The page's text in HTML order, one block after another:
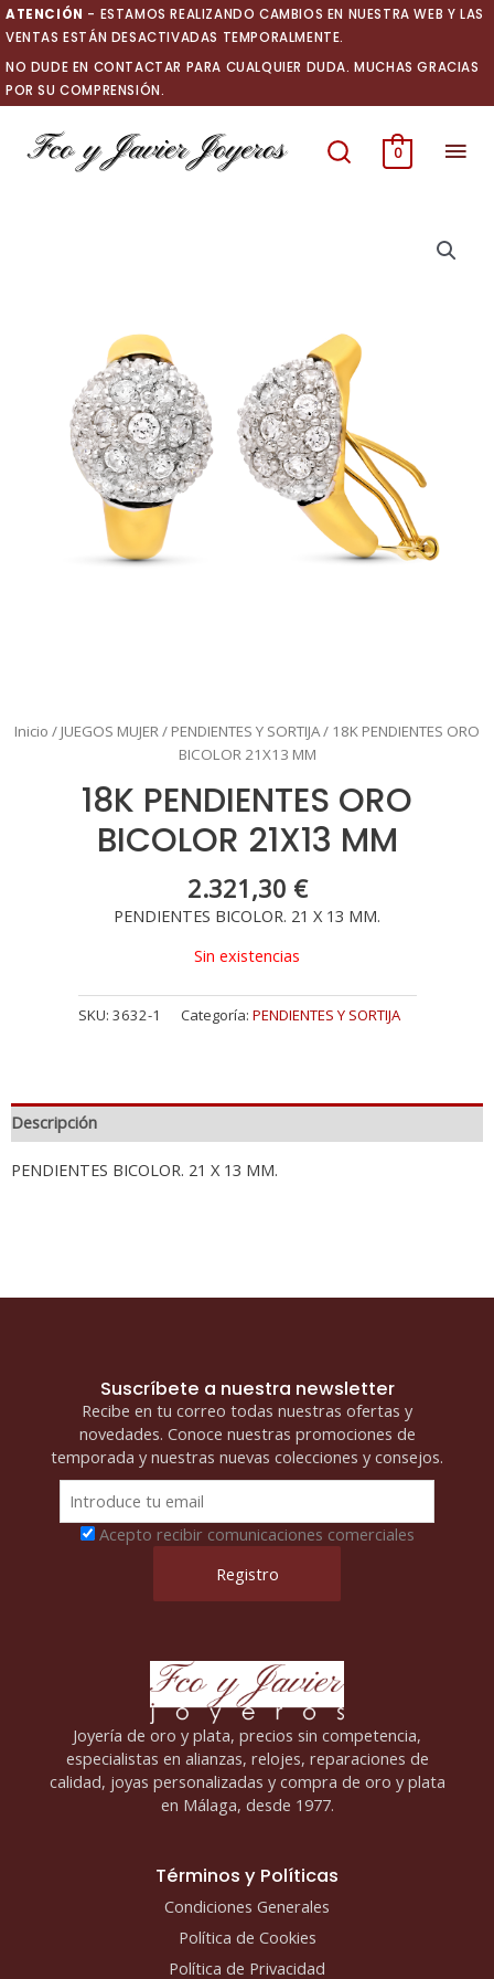
Ir
al
contenido
ATENCIÓN - ESTAMOS REALIZANDO CAMBIOS EN NUESTRA WEB Y LAS
VENTAS ESTÁN DESACTIVADAS TEMPORALMENTE.
NO DUDE EN CONTACTAR PARA CUALQUIER DUDA. MUCHAS GRACIAS
POR SU COMPRENSIÓN.
0
Inicio / JUEGOS MUJER / PENDIENTES Y SORTIJA/ 18K PENDIENTES ORO
BICOLOR 21X13 MM
18K PENDIENTES ORO
BICOLOR 21X13 MM
2.321,30 €
PENDIENTES BICOLOR. 21 X 13 MM.
Sin existencias
SKU: 3632-1 Categoría: PENDIENTES Y SORTIJA
Descripción
PENDIENTES BICOLOR. 21 X 13 MM.
Suscríbete a nuestra newsletter
Recibe en tu correo todas nuestras ofertas y
novedades. Conoce nuestras promociones de
temporada y nuestras nuevas colecciones y consejos.
Acepto recibir comunicaciones comerciales
Joyería de oro y plata, precios sin competencia,
especialistas en alianzas, relojes, reparaciones de
calidad, joyas personalizadas y compra de oro y plata
en Málaga, desde 1977.
Términos y Políticas
Condiciones Generales
Política de Cookies
Política de Privacidad